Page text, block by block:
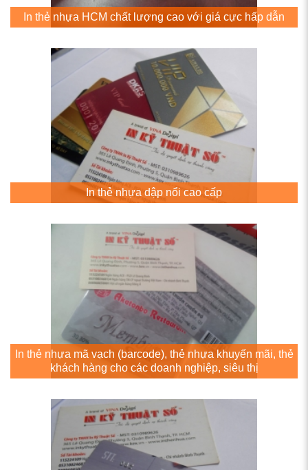
In thẻ nhựa HCM chất lượng cao với giá cực hấp dẫn
In thẻ nhựa dập nổi cao cấp
In thẻ nhựa mã vạch (barcode), thẻ nhựa khuyến mãi, thẻ
khách hàng cho các doanh nghiệp, siêu thị